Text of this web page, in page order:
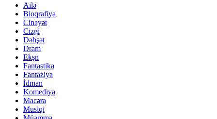
Ailə
Bioqrafiya
Cinayət
Cizgi
Dəhşət
Dram
Ekşn
Fantastika
Fantaziya
İdman
Komediya
Macəra
Musiqi